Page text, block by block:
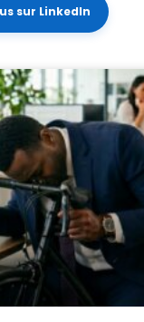
sur LinkedIn